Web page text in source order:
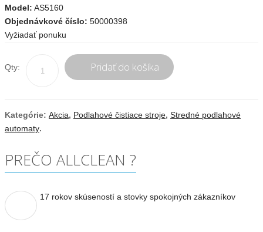
Model: AS5160
Objednávkové číslo: 50000398
Vyžiadať ponuku
Qty: Pridať do košíka
Kategórie: Akcia, Podlahové čistiace stroje, Stredné podlahové
automaty.
PREČO ALLCLEAN ?
17 rokov skúseností a stovky spokojných zákazníkov